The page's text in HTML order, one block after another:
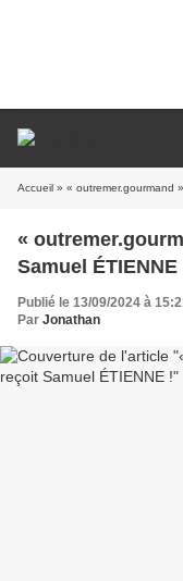
Accueil » « outremer.gourmand
«
Samuel ÉTIENNE
Publié le 13/09/2024 à
Par Jonathan